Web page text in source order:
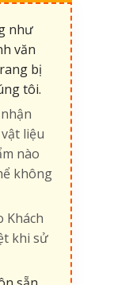
như
văn
bị
tôi.
liệu
nào
không
Khách
khi sử